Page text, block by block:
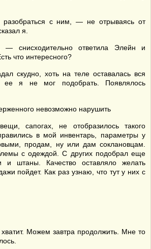
с ним, — не отрываясь от
я.
снисходительно ответила Элейн и
что интересного?
скудно, хоть на теле оставалась вся
ее я не мог подобрать. Появлялось
невозможно нарушить
сапогах, не отобразилось такого
в мой инвентарь, параметры у
продам, ну или дам соклановцам.
с одеждой. С других подобрал еще
и штаны. Качество оставляло желать
пойдет. Как раз узнаю, что тут у них с
Можем завтра продолжить. Мне то